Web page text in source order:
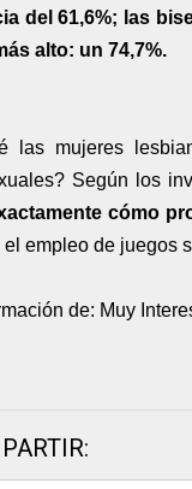
del 61,6%; las
alto: un 74,7%.
las mujeres
Según los
cómo
el empleo de juegos
de: Muy